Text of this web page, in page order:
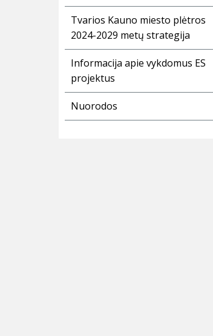
Tvarios Kauno miesto plėtros
2024-2029 metų strategija
Informacija apie vykdomus ES
projektus
Nuorodos